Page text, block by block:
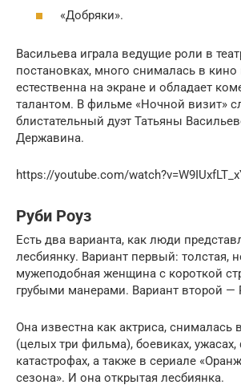
«Добряки».
Васильева играла ведущие роли в
постановках, много снималась в
естественна на экране и обладает
талантом. В фильме «Ночной визит»
блистательный дуэт Татьяны
Державина.
https://youtube.com/
Руби Роуз
Есть два варианта, как люди
лесбиянку. Вариант первый: толстая,
мужеподобная женщина с короткой
грубыми манерами. Вариант второй —
Она известна как актриса, снималась
(целых три фильма), боевиках,
катастрофах, а также в сериале
сезона». И она открытая лесбиянка.